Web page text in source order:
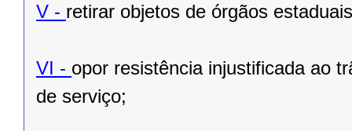
V - retirar objetos de órgãos
VI - opor resistência injustificada ao
de serviço;